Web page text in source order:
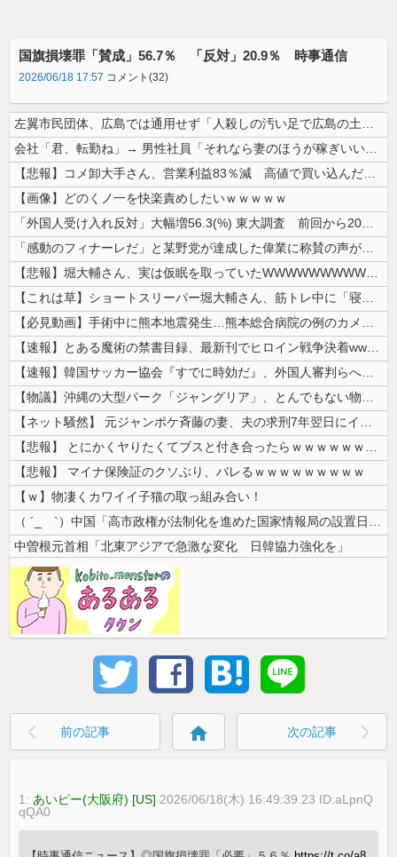
国旗損壊罪「賛成」56.7％ 「反対」20.9％ 時事通信
2026/06/18 17:57 コメント(32)
左翼市民団体、広島では通用せず「人殺しの汚い足で広島の土を踏むな！」→...
会社「君、転勤ね」→ 男性社員「それなら妻のほうが稼ぎいいんで辞めます...
【悲報】コメ卸大手さん、営業利益83％減 高値で買い込んだ米が売れず「...
【画像】どのくノ一を快楽責めしたいｗｗｗｗｗ
「外国人受け入れ反対」大幅増56.3(%) 東大調査 前回から20ポイ...
「感動のフィナーレだ」と某野党が達成した偉業に称賛の声が殺到、なんかヒ...
【悲報】堀大輔さん、実は仮眠を取っていたWWWWWWWWWWWWWWW...
【これは草】ショートスリーパー堀大輔さん、筋トレ中に「寝たほうが良い」...
【必見動画】手術中に熊本地震発生…熊本総合病院の例のカメラ映像、ノーカ...
【速報】とある魔術の禁書目録、最新刊でヒロイン戦争決着wwwwwwww...
【速報】韓国サッカー協会『すでに時効だ』、外国人審判らへ性的接待疑惑→...
【物議】沖縄の大型パーク「ジャングリア」、とんでもない物を投入してしま...
【ネット騒然】 元ジャンポケ斉藤の妻、夫の求刑7年翌日にインスタ更新！...
【悲報】 とにかくヤりたくてブスと付き合ったらｗｗｗｗｗｗｗｗｗｗｗｗ...
【悲報】 マイナ保険証のクソぶり、バレるｗｗｗｗｗｗｗｗｗ
【ｗ】物凄くカワイイ子猫の取っ組み合い！
（ ´_ゝ`）中国「高市政権が法制化を進めた国家情報局の設置日が7月3...
中曽根元首相「北東アジアで急激な変化 日韓協力強化を」
前の記事 home 次の記事
1:あいピー(大阪府) [US] 2026/06/18(木) 16:49:39.23 ID:aLpnQ
qQA0